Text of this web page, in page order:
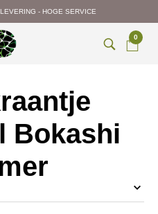
- HOGE SERVICE
0
Bokashi